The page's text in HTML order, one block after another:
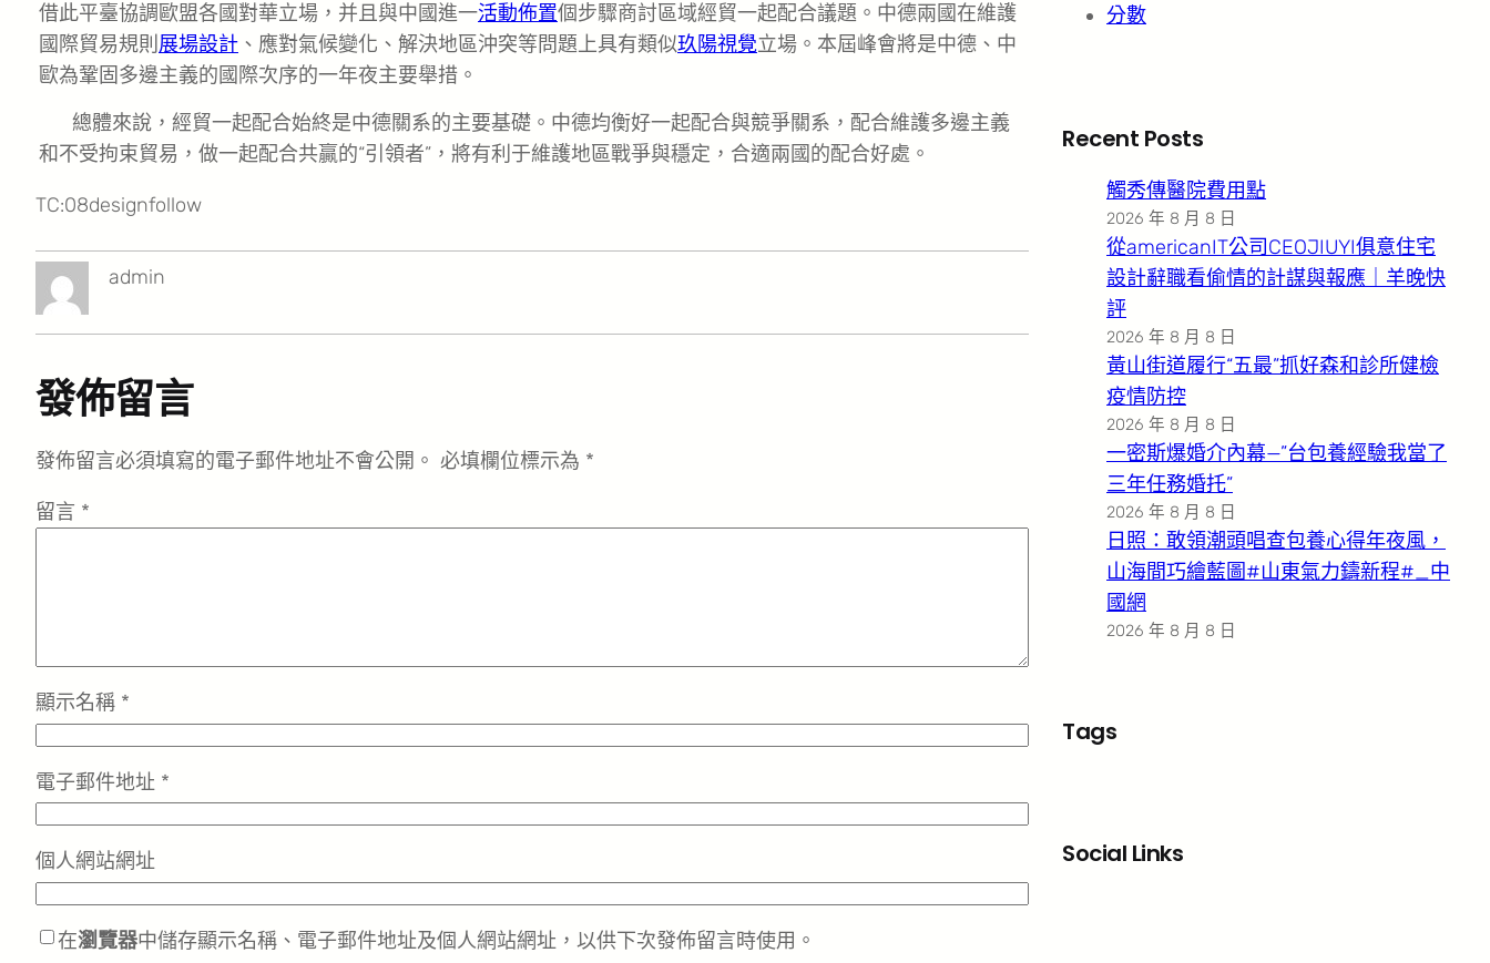
借此平臺協調歐盟各國對華立場，并且與中國進一活動佈置個步驟商討區域經貿一起配合議題。中德兩國在維護
國際貿易規則 展場設計 、應對氣候變化、解決地區沖突等問題上具有類似玖陽視覺立場。本屆峰會將是中德、中
歐為鞏固多邊主義的國際次序的一年夜主要舉措。
總體來說，經貿一起配合始終是中德關系的主要基礎。中德均衡好一起配合與競爭關系，配合維護多邊主義
和不受拘束貿易，做一起配合共贏的“引領者”，將有利于維護地區戰爭與穩定，合適兩國的配合好處。
TC:08designfollow
admin
發佈留言
發佈留言必須填寫的電子郵件地址不會公開。 必填欄位標示為 *
留言 *
顯示名稱 *
電子郵件地址 *
個人網站網址
在瀏覽器中儲存顯示名稱、電子郵件地址及個人網站網址，以供下次發佈留言時使用。
分數
Recent Posts
觸秀傳醫院費用點
2026 年 8 月 8 日
從americanIT公司CEOJIUYI俱意住宅
設計辭職看偷情的計謀與報應｜羊晚快
評
2026 年 8 月 8 日
黃山街道履行“五最”抓好森和診所健檢
疫情防控
2026 年 8 月 8 日
一密斯爆婚介內幕—”台包養經驗我當了
三年任務婚托”
2026 年 8 月 8 日
日照：敢領潮頭唱查包養心得年夜風，
山海間巧繪藍圖#山東氣力鑄新程#_中
國網
2026 年 8 月 8 日
Tags
Social Links